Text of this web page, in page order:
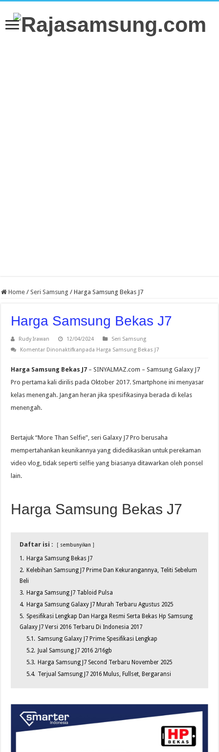
Home / Seri Samsung / Harga Samsung Bekas J7
Harga Samsung Bekas J7
Rudy Irawan 12/04/2024
Seri Samsung
Komentar Dinonaktifkanpada Harga Samsung Bekas J7
Harga Samsung Bekas J7 – SINYALMAZ.com – Samsung Galaxy J7
Pro pertama kali dirilis pada Oktober 2017. Smartphone ini menyasar
kelas menengah. Jangan heran jika spesifikasinya berada di kelas
menengah.
Bertajuk “More Than Selfie”, seri Galaxy J7 Pro berusaha
mempertahankan keunikannya yang didedikasikan untuk perekaman
video vlog, tidak seperti selfie yang biasanya ditawarkan oleh ponsel
lain.
Harga Samsung Bekas J7
Daftar isi : sembunyikan
1. Harga Samsung Bekas J7
2. Kelebihan Samsung J7 Prime Dan Kekurangannya, Teliti Sebelum
Beli
3. Harga Samsung J7 Tabloid Pulsa
4. Harga Samsung Galaxy J7 Murah Terbaru Agustus 2025
5. Spesifikasi Lengkap Dan Harga Resmi Serta Bekas Hp Samsung
Galaxy J7 Versi 2016 Terbaru Di Indonesia 2017
5.1. Samsung Galaxy J7 Prime Spesifikasi Lengkap
5.2. Jual Samsung J7 2016 2/16gb
5.3. Harga Samsung J7 Second Terbaru November 2025
5.4. Terjual Samsung J7 2016 Mulus, Fullset, Bergaransi